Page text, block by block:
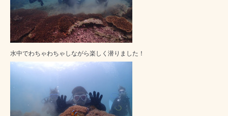
水中でわちゃわちゃしながら楽しく潜りました！